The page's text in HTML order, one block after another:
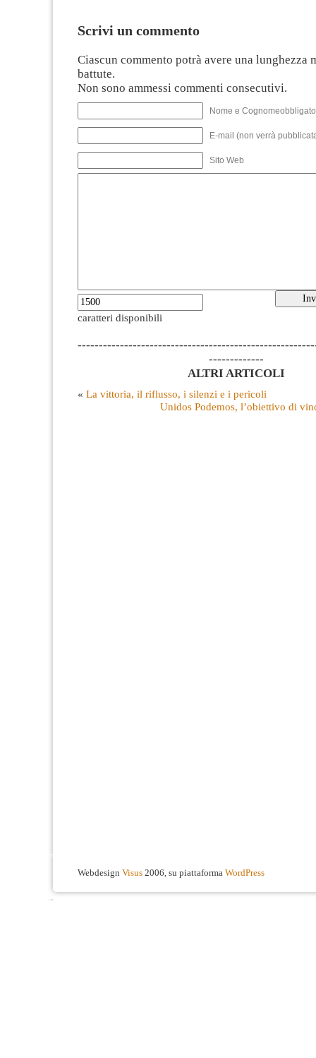
Scrivi un commento
Ciascun commento potrà avere una lunghezza
battute.
Non sono ammessi commenti consecutivi.
Nome e
E-mail (non verrà
Sito Web
caratteri disponibili
-------------
ALTRI ARTICOLI
« La vittoria, il riflusso, i silenzi e i pericoli
Unidos Podemos, l’obiettivo di
Webdesign Visus 2006, su piattaforma WordPress